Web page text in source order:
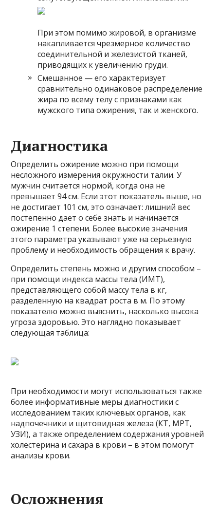
При этом помимо жировой, в организме
накапливается чрезмерное количество
соединительной и железистой тканей,
приводящих к увеличению груди.
Смешанное — его характеризует
сравнительно одинаковое распределение
жира по всему телу с признаками как
мужского типа ожирения, так и женского.
Диагностика
Определить ожирение можно при помощи
несложного измерения окружности талии. У
мужчин считается нормой, когда она не
превышает 94 см. Если этот показатель выше, но
не достигает 101 см, это означает: лишний вес
постепенно дает о себе знать и начинается
ожирение 1 степени. Более высокие значения
этого параметра указывают уже на серьезную
проблему и необходимость обращения к врачу.
Определить степень можно и другим способом –
при помощи индекса массы тела (ИМТ),
представляющего собой массу тела в кг,
разделенную на квадрат роста в м. По этому
показателю можно выяснить, насколько высока
угроза здоровью. Это наглядно показывает
следующая таблица:
При необходимости могут использоваться также
более информативные меры диагностики с
исследованием таких ключевых органов, как
надпочечники и щитовидная железа (КТ, МРТ,
УЗИ), а также определением содержания уровней
холестерина и сахара в крови – в этом помогут
анализы крови.
Осложнения